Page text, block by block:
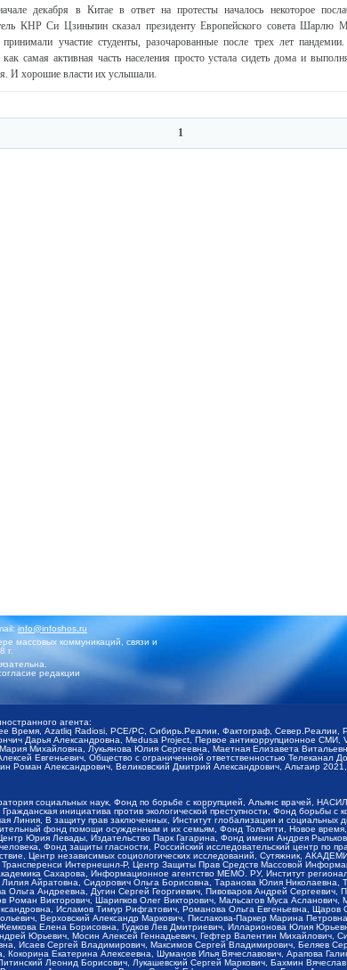
декабря в Китае в ответ на протесты началось некоторое
КНР Си Цзиньпин сказал президенту Европейского совета
принимали участие студенты, разочарованные после трех лет
самая активная часть населения просто устала сидеть дома и
И хорошие власти их услышали.
1
info@infoshos.ru
массовых коммуникаций, связи и
г.
редакции
агента:
Время, Azatliq Radiosi, PCE/PC, Сибирь.Реалии, Фактограф,
Дарья Александровна, Medusa Project, Первое антикоррупционное
Михайловна, Лукьянова Юлия Сергеевна, Маетная Елизавета
Евгеньевич, Общество с ограниченной ответственностью
Александрович, Великовский Дмитрий Александрович, Альтаир
социальных наук, Фонд по борьбе с коррупцией, Альянс врачей,
инициатива против экологической преступности, Фонд борьбы
Линия, В защиту прав заключенных, Институт глобализации и
фонд помощи осужденным и их семьям, Фонд Тольятти, Новое
Юрия Левады, Издательство Парк Гагарина, Фонд имени Андрея
Фонд защиты гласности, Российский исследовательский центр по
Центр независимых социологических исследований, Сутяжник,
Интернешнл-Р, Центр Защиты Прав Средств Массовой
Сахарова, Информационное агентство МЕМО. РУ, Институт
Айратовна, Сидорович Ольга Борисовна, Таранова Юлия Николаевна,
Андреевна, Дугин Сергей Георгиевич, Пивоваров Андрей Сергеевич,
Викторович, Шарипков Олег Викторович, Мальсагов Муса
Исламов Тимур Рифгатович, Романова Ольга Евгеньевна,
Верховский Александр Маркович, Пислакова-Паркер Марина
Елена Борисовна, Гудков Лев Дмитриевич, Илларионова Юлия
Юрьевич, Мосин Алексей Геннадьевич, Гефтер Валентин Михайлович,
Исаев Сергей Владимирович, Максимов Сергей Владимирович, Беляев
Екатерина Алексеевна, Шуманов Илья Вячеславович, Арапова
Леонид Борисович, Лукашевский Сергей Маркович, Бахмин